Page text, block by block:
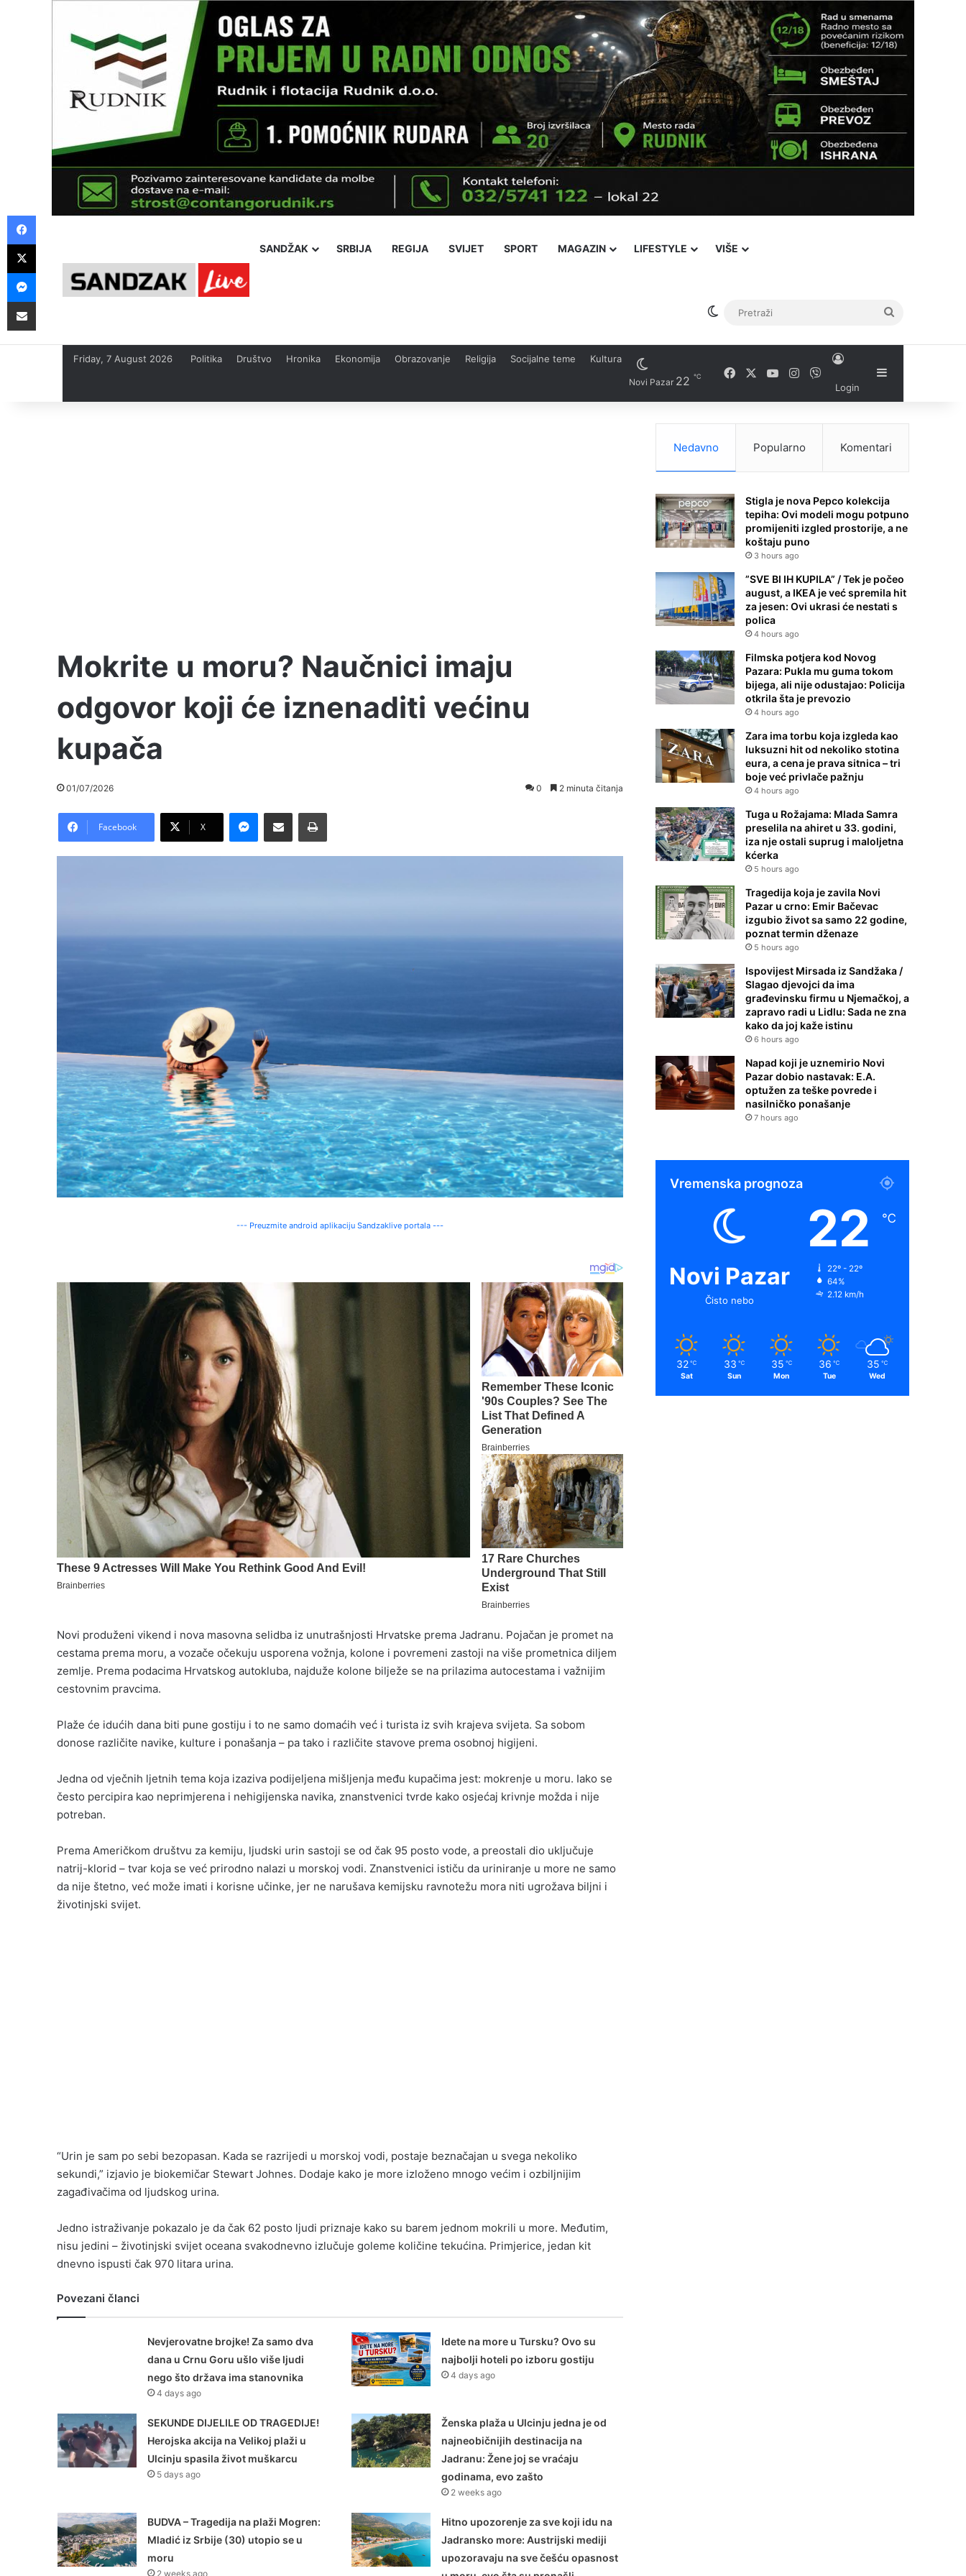
SANDŽAK SRBIJA REGIJA SVIJET SPORT MAGAZIN LIFESTYLE VIŠE
Switch skin
Friday, 7 August 2026 Politika Društvo Hronika Ekonomija Obrazovanje Religija Socijalne teme Kultura
Novi Pazar 22 ℃ FacebookYouTubeInstagram
Login
Sidebar
Mokrite u moru? Naučnici imaju
odgovor koji će iznenaditi većinu
kupača
01/07/2026 0 2 minuta čitanja
Facebook X
Messenger
Pošalji preko E-Maila Printaj
--- Preuzmite android aplikaciju Sandzaklive portala ---
Novi produženi vikend i nova masovna selidba iz unutrašnjosti Hrvatske prema Jadranu. Pojačan je promet na
cestama prema moru, a vozače očekuju usporena vožnja, kolone i povremeni zastoji na više prometnica diljem
zemlje. Prema podacima Hrvatskog autokluba, najduže kolone bilježe se na prilazima autocestama i važnijim
cestovnim pravcima.
Plaže će idućih dana biti pune gostiju i to ne samo domaćih već i turista iz svih krajeva svijeta. Sa sobom
donose različite navike, kulture i ponašanja – pa tako i različite stavove prema osobnoj higijeni.
Jedna od vječnih ljetnih tema koja izaziva podijeljena mišljenja među kupačima jest: mokrenje u moru. Iako se
često percipira kao neprimjerena i nehigijenska navika, znanstvenici tvrde kako osjećaj krivnje možda i nije
potreban.
Prema Američkom društvu za kemiju, ljudski urin sastoji se od čak 95 posto vode, a preostali dio uključuje
natrij-klorid – tvar koja se već prirodno nalazi u morskoj vodi. Znanstvenici ističu da uriniranje u more ne samo
da nije štetno, već može imati i korisne učinke, jer ne narušava kemijsku ravnotežu mora niti ugrožava biljni i
životinjski svijet.
“Urin je sam po sebi bezopasan. Kada se razrijedi u morskoj vodi, postaje beznačajan u svega nekoliko
sekundi,” izjavio je biokemičar Stewart Johnes. Dodaje kako je more izloženo mnogo većim i ozbiljnijim
zagađivačima od ljudskog urina.
Jedno istraživanje pokazalo je da čak 62 posto ljudi priznaje kako su barem jednom mokrili u more. Međutim,
nisu jedini – životinjski svijet oceana svakodnevno izlučuje goleme količine tekućina. Primjerice, jedan kit
dnevno ispusti čak 970 litara urina.
Povezani članci
Nevjerovatne brojke! Za samo dva
dana u Crnu Goru ušlo više ljudi
nego što država ima stanovnika
4 days ago
Idete na more u Tursku? Ovo su
najbolji hoteli po izboru gostiju
4 days ago
SEKUNDE DIJELILE OD TRAGEDIJE!
Herojska akcija na Velikoj plaži u
Ulcinju spasila život muškarcu
5 days ago
Ženska plaža u Ulcinju jedna je od
najneobičnijih destinacija na
Jadranu: Žene joj se vraćaju
godinama, evo zašto
2 weeks ago
BUDVA – Tragedija na plaži Mogren:
Mladić iz Srbije (30) utopio se u
moru
2 weeks ago
Hitno upozorenje za sve koji idu na
Jadransko more: Austrijski mediji
upozoravaju na sve češću opasnost
Nedavno Popularno Komentari
Stigla je nova Pepco kolekcija
tepiha: Ovi modeli mogu potpuno
promijeniti izgled prostorije, a ne
koštaju puno
3 hours ago
”SVE BI IH KUPILA” / Tek je počeo
august, a IKEA je već spremila hit
za jesen: Ovi ukrasi će nestati s
polica
4 hours ago
Filmska potjera kod Novog
Pazara: Pukla mu guma tokom
bijega, ali nije odustajao: Policija
otkrila šta je prevozio
4 hours ago
Zara ima torbu koja izgleda kao
luksuzni hit od nekoliko stotina
eura, a cena je prava sitnica – tri
boje već privlače pažnju
4 hours ago
Tuga u Rožajama: Mlada Samra
preselila na ahiret u 33. godini,
iza nje ostali suprug i maloljetna
kćerka
5 hours ago
Tragedija koja je zavila Novi
Pazar u crno: Emir Bačevac
izgubio život sa samo 22 godine,
poznat termin dženaze
5 hours ago
Ispovijest Mirsada iz Sandžaka /
Slagao djevojci da ima
građevinsku firmu u Njemačkoj, a
zapravo radi u Lidlu: Sada ne zna
kako da joj kaže istinu
6 hours ago
Napad koji je uznemirio Novi
Pazar dobio nastavak: E.A.
optužen za teške povrede i
nasilničko ponašanje
7 hours ago
Vremenska prognoza
Novi Pazar
Čisto nebo
22 ℃
22º - 22º
64%
2.12 km/h
32 ℃
Sat
33 ℃
Sun
35 ℃
Mon
36 ℃
Tue
35 ℃
Wed
Facebook
X
Messenger
Pošalji preko E-Maila